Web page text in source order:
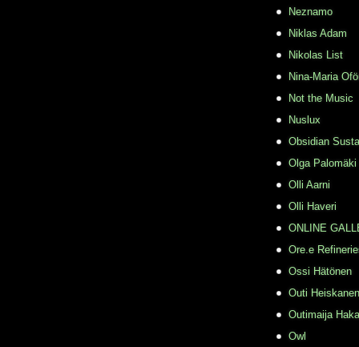
Neznamo
Niklas Adam
Nikolas List
Nina-Maria
Not the Music
Nuslux
Obsidian
Olga Palomäki
Olli Aarni
Olli Haveri
ONLINE
Ore.e
Ossi Hätönen
Outi Heiskanen
Outimaija
Owl